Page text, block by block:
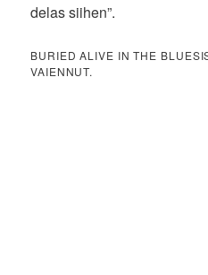
delas siihen”.
BURIED ALIVE IN THE
VAIENNUT.